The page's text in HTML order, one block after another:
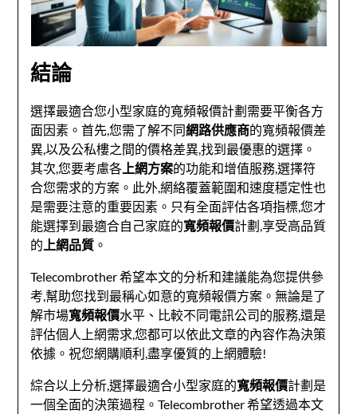
結論
選擇最適合您小型家庭的寬頻報價計劃需要平衡各方
面因素。首先,您需了解不同網路供應商的寬頻報價差
異,以及公私樓之間的價格差異,找到最優惠的選擇。
其次,您要考慮各 上網方案的功能和增值服務,選擇符
合您需求的方案。此外,網絡覆蓋範圍和速度穩定性也
是需要注意的重要因素。只有全面評估各項指標,您才
能選擇到最適合自己家庭的寬頻報價計劃,享受高品質
的 上網品質 。
Telecombrother 希望本文的分析和建議能為您提供參
考,幫助您找到最稱心如意的寬頻報價方案。無論是了
解市場寬頻報價水平、比較不同電訊公司的服務,還是
評估個人上網需求,您都可以依此文章的內容作為決策
依據。祝您網購順利,盡享優質的上網體驗!
綜合以上分析,選擇最適合小型家庭的寬頻報價計劃是
一個全面的決策過程。Telecombrother 希望透過本文